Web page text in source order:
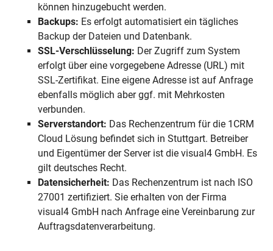
können hinzugebucht werden.
Backups: Es erfolgt automatisiert ein tägliches
Backup der Dateien und Datenbank.
SSL-Verschlüsselung: Der Zugriff zum System
erfolgt über eine vorgegebene Adresse (URL) mit
SSL-Zertifikat. Eine eigene Adresse ist auf Anfrage
ebenfalls möglich aber ggf. mit Mehrkosten
verbunden.
Serverstandort: Das Rechenzentrum für die 1CRM
Cloud Lösung befindet sich in Stuttgart. Betreiber
und Eigentümer der Server ist die visual4 GmbH. Es
gilt deutsches Recht.
Datensicherheit: Das Rechenzentrum ist nach ISO
27001 zertifiziert. Sie erhalten von der Firma
visual4 GmbH nach Anfrage eine Vereinbarung zur
Auftragsdatenverarbeitung.